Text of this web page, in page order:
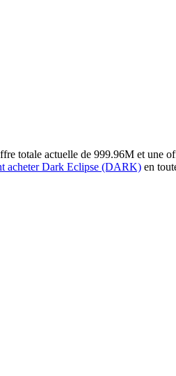
totale actuelle de 999.96M et une
acheter Dark Eclipse (DARK) en